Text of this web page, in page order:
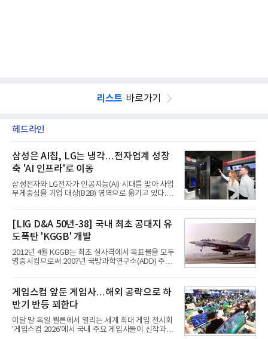
리스트 바로가기
헤드라인
삼성은 AI칩, LG는 냉각…전자업계 성장
축 'AI 인프라'로 이동
삼성전자와 LG전자가 인공지능(AI) 시대를 맞아 사업
무게중심을 기업 대상(B2B) 영역으로 옮기고 있다.
접어든 가운데 삼성전자는 AI 반도체를 중심으로 데
이터센터 생태계 공략을 강화하고 LG전자는 냉각솔
루션·전장·로봇 등 기업용 솔루션 사업 확대에 속도를
내고 있다.9일 업계에 따르면 LG전자는 2분기 생활가
전과 프리미엄 제품 경쟁력에 더해 B2B 사업 확대 효
과로 수익성을 방어한 반면 삼성전자는 디바이스경험
(DX) 부문의 TV·생활가전 수익성이 악화됐다. 대신 삼
사업 확대
[LIG D&A 50년-38] 국내 최초 공대지 유
도폭탄 'KGGB' 개발
2012년 4월 KGGB는 최초 실사격에서 목표물을 모두
명중시킴으로써 2007년 국방과학연구소(ADD) 주관
체로 참여했다. 체계개발에는 총 400여억 원의 개발
비와 62개월의 기간이 소요됐다. 한국형 GPS 유도폭
탄 KGGB(Korea GPS Guided Bomb)는 국내 최초
의 공대지 유도폭탄으로 2012년에 최종 전투용 적합
판정을 받았다.우리 공군이 운용하는 모든 전투기에
탑재할 수 있는 KGGB는 일반목적폭탄(General
Purpose Bomb)에 장착하여 운용토록 개발됐다.이
게임스컴 앞둔 게임사…해외 공략으로 하
반기 반등 꾀한다
이달 말 독일 쾰른에서 열리는 세계 최대 게임 전시회
'게임스컴 2026'에서 국내 주요 게임사들이 신작과 글